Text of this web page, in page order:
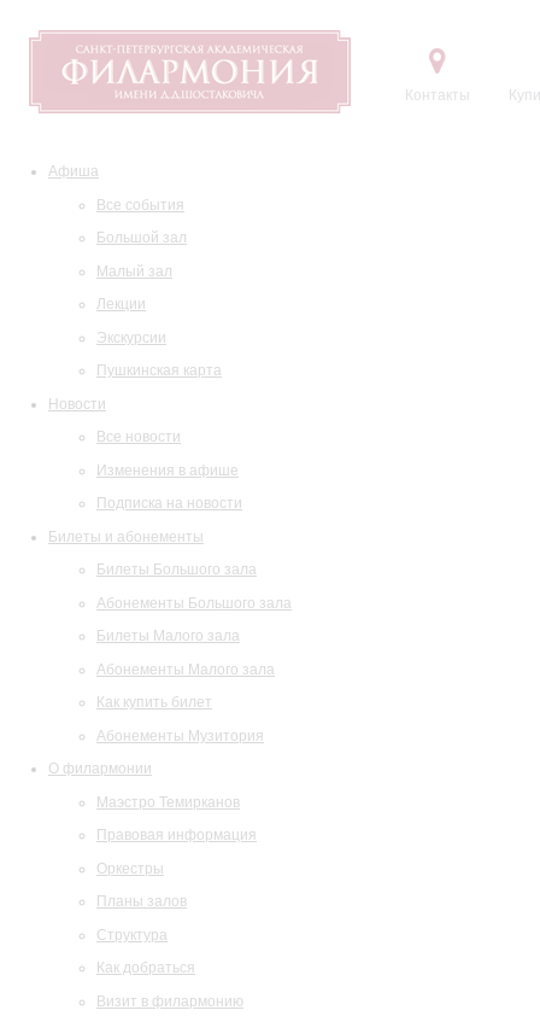
Контакты
Афиша
Все события
Большой зал
Малый зал
Лекции
Экскурсии
Пушкинская карта
Новости
Все новости
Изменения в афише
Подписка на новости
Билеты и абонементы
Билеты Большого зала
Абонементы Большого зала
Билеты Малого зала
Абонементы Малого зала
Как купить билет
Абонементы Музитория
О филармонии
Маэстро Темирканов
Правовая информация
Оркестры
Планы залов
Структура
Как добраться
Визит в филармонию